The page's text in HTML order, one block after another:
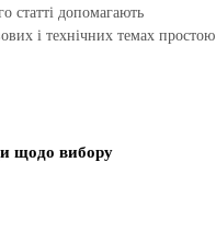
статті допомагають
і технічних темах простою
щодо вибору